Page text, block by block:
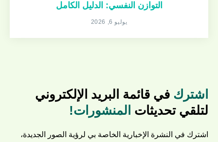
التوازن النفسي: الدليل الكامل
يوليو 6, 2026
اشترك في قائمة البريد الإلكتروني
لتلقي تحديثات المنشورات!
اشترك في النشرة الإخبارية الخاصة بي لرؤية الصور الجديدة،